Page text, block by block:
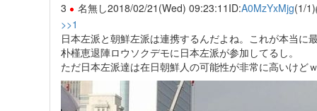
3 名無し2018/02/21(Wed) 09:23:11 ID:A0MzYxMjg(1/1)
>>1
日本左派と朝鮮左派は連携するんだよね。これが本当に
朴槿恵退陣ロウソクデモに日本左派が参加してるし。
ただ日本左派達は在日朝鮮人の可能性が非常に高いけど